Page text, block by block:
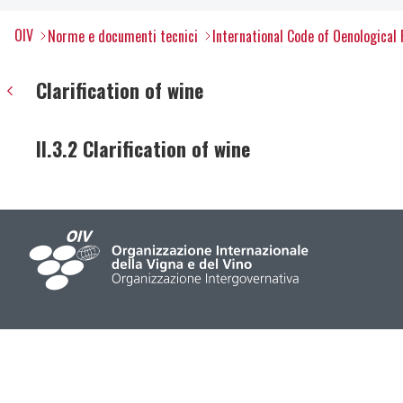
OIV Norme e documenti tecnici International Code of Oenological
Clarification of wine
II.3.2 Clarification of wine